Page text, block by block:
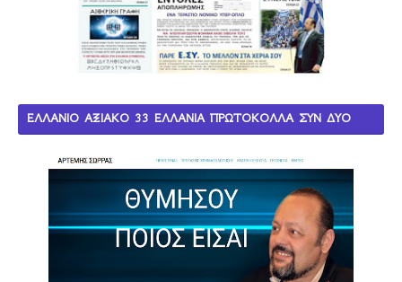
ΕΛΛΑΝΙΟ ΑΞΙΑΚΟ 33 ΕΛΛΑΝΙΑ ΠΡΩΤΟΚΟΛΛΑ ΣΥΝ ΔΥΟ